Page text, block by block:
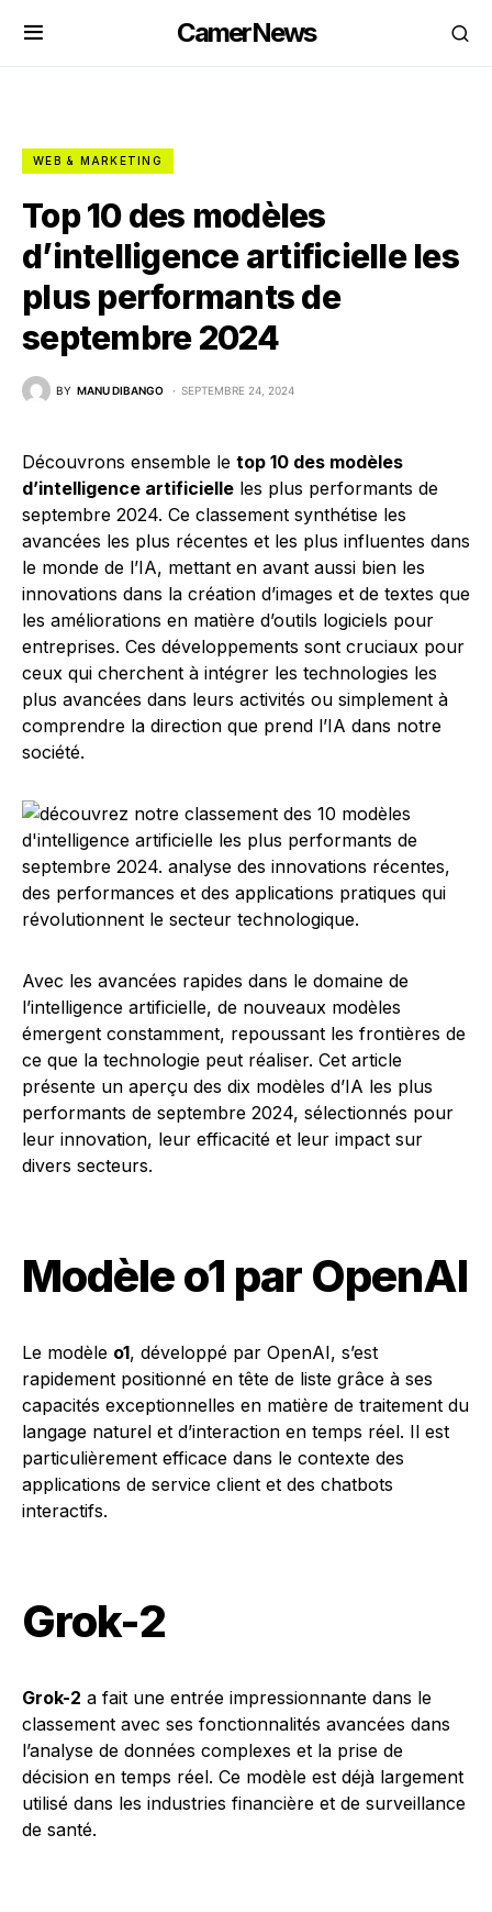
CamerNews
WEB & MARKETING
Top 10 des modèles
d’intelligence artificielle les
plus performants de
septembre 2024
BY MANU DIBANGO SEPTEMBRE 24, 2024
Découvrons ensemble le top 10 des modèles
d’intelligence artificielle les plus performants de
septembre 2024. Ce classement synthétise les
avancées les plus récentes et les plus influentes dans
le monde de l’IA, mettant en avant aussi bien les
innovations dans la création d’images et de textes que
les améliorations en matière d’outils logiciels pour
entreprises. Ces développements sont cruciaux pour
ceux qui cherchent à intégrer les technologies les
plus avancées dans leurs activités ou simplement à
comprendre la direction que prend l’IA dans notre
société.
Avec les avancées rapides dans le domaine de
l’intelligence artificielle, de nouveaux modèles
émergent constamment, repoussant les frontières de
ce que la technologie peut réaliser. Cet article
présente un aperçu des dix modèles d’IA les plus
performants de septembre 2024, sélectionnés pour
leur innovation, leur efficacité et leur impact sur
divers secteurs.
Modèle o1 par OpenAI
Le modèle o1, développé par OpenAI, s’est
rapidement positionné en tête de liste grâce à ses
capacités exceptionnelles en matière de traitement du
langage naturel et d’interaction en temps réel. Il est
particulièrement efficace dans le contexte des
applications de service client et des chatbots
interactifs.
Grok-2
Grok-2 a fait une entrée impressionnante dans le
classement avec ses fonctionnalités avancées dans
l’analyse de données complexes et la prise de
décision en temps réel. Ce modèle est déjà largement
utilisé dans les industries financière et de surveillance
de santé.